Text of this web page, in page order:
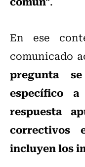
En ese
comunicado
pregunta
específico
respuesta
correctivos
incluyen los